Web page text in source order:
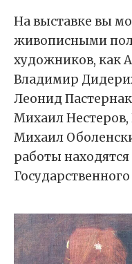
На выставке вы
живописными
художников, как
Владимир
Леонид
Михаил
Михаил
работы